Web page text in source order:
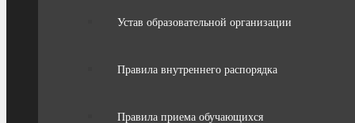
Устав образовательной организации
Правила внутреннего распорядка
Правила приема обучающихся